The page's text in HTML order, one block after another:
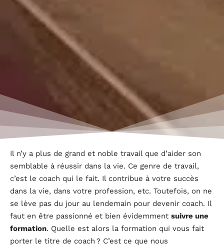
Il n’y a plus de grand et noble travail que d’aider son
semblable à réussir dans la vie. Ce genre de travail,
c’est le coach qui le fait. Il contribue à votre succès
dans la vie, dans votre profession, etc. Toutefois, on ne
se lève pas du jour au lendemain pour devenir coach. Il
faut en être passionné et bien évidemment suivre une
formation. Quelle est alors la formation qui vous fait
porter le titre de coach ? C’est ce que nous